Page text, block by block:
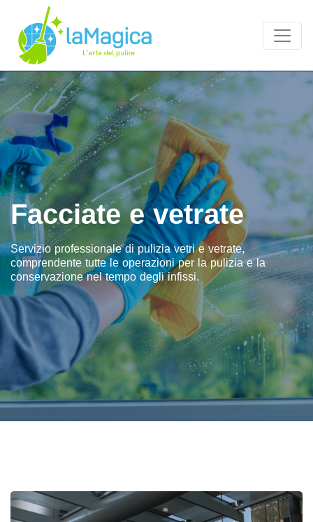
Facciate e vetrate
Servizio professionale di pulizia vetri e vetrate,
comprendente tutte le operazioni per la pulizia e la
conservazione nel tempo degli infissi.